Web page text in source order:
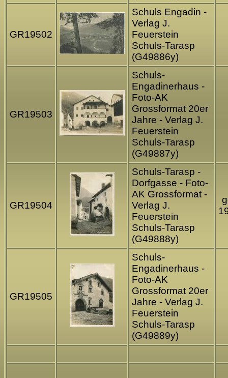
GR19502
Schuls Engadin -
Verlag J.
Feuerstein
Schuls-Tarasp
(G49886y)
GR19503
Schuls-
Engadinerhaus -
Foto-AK
Grossformat 20er
Jahre - Verlag J.
Feuerstein
Schuls-Tarasp
(G49887y)
GR19504
Schuls-Tarasp -
Dorfgasse - Foto-
AK Grossformat -
Verlag J.
Feuerstein
Schuls-Tarasp
(G49888y)
GR19505
Schuls-
Engadinerhaus -
Foto-AK
Grossformat 20er
Jahre - Verlag J.
Feuerstein
Schuls-Tarasp
(G49889y)